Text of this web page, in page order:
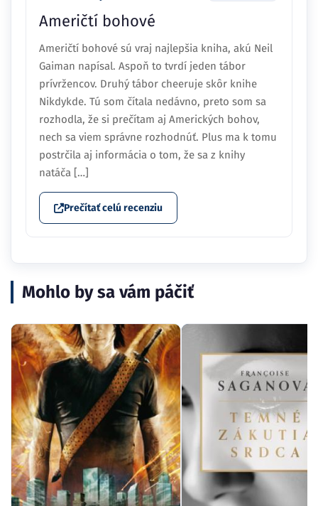
Američtí bohové
Američtí bohové sú vraj najlepšia kniha, akú Neil
Gaiman napísal. Aspoň to tvrdí jeden tábor
prívržencov. Druhý tábor cheeruje skôr knihe
Nikdykde. Tú som čítala nedávno, preto som sa
rozhodla, že si prečítam aj Amerických bohov,
nech sa viem správne rozhodnúť. Plus ma k tomu
postrčila aj informácia o tom, že sa z knihy
natáča […]
Prečítať celú recenziu
Mohlo by sa vám páčiť